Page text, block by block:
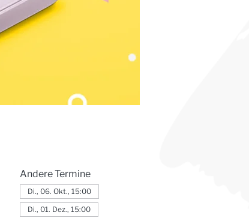
Andere Termine
Di., 06. Okt., 15:00
Di., 01. Dez., 15:00